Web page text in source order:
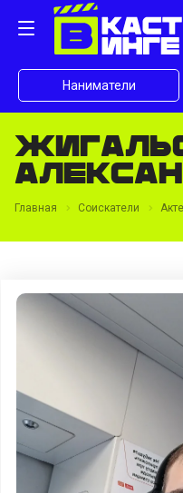
Наниматели
Главная Соискатели